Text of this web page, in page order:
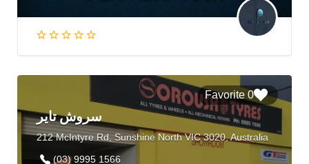
0 Favorite
سروش تایر
212 McIntyre Rd, Sunshine North VIC 3020, Australia
(03) 9995 1566